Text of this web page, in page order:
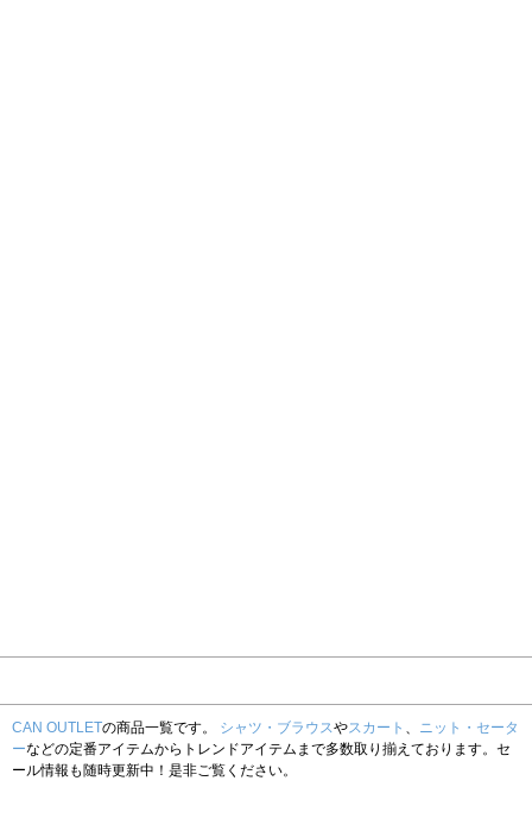
CAN OUTLETの商品一覧です。 シャツ・ブラウスやスカート 、 ニット・セータ
ーなどの定番アイテムからトレンドアイテムまで多数取り揃えております。セ
ール情報も随時更新中！是非ご覧ください。